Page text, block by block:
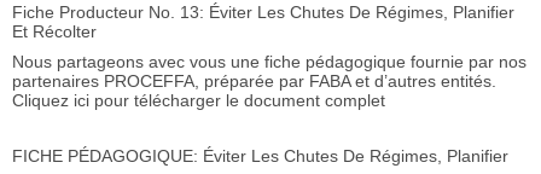
Fiche Producteur No. 13: Éviter Les Chutes De Régimes, Planifier
Et Récolter
Nous partageons avec vous une fiche pédagogique fournie par nos
partenaires PROCEFFA, préparée par FABA et d’autres entités.
Cliquez ici pour télécharger le document complet
FICHE PÉDAGOGIQUE: Éviter Les Chutes De Régimes, Planifier